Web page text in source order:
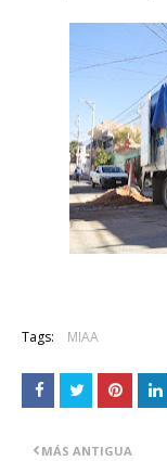
Tags: MIAA
MÁS ANTIGUA